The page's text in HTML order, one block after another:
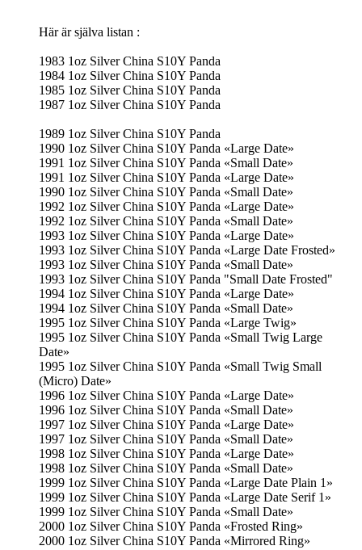
Här är själva listan :
1983 1oz Silver China S10Y Panda
1984 1oz Silver China S10Y Panda
1985 1oz Silver China S10Y Panda
1987 1oz Silver China S10Y Panda
1989 1oz Silver China S10Y Panda
1990 1oz Silver China S10Y Panda «Large Date»
1991 1oz Silver China S10Y Panda «Small Date»
1991 1oz Silver China S10Y Panda «Large Date»
1990 1oz Silver China S10Y Panda «Small Date»
1992 1oz Silver China S10Y Panda «Large Date»
1992 1oz Silver China S10Y Panda «Small Date»
1993 1oz Silver China S10Y Panda «Large Date»
1993 1oz Silver China S10Y Panda «Large Date Frosted»
1993 1oz Silver China S10Y Panda «Small Date»
1993 1oz Silver China S10Y Panda "Small Date Frosted"
1994 1oz Silver China S10Y Panda «Large Date»
1994 1oz Silver China S10Y Panda «Small Date»
1995 1oz Silver China S10Y Panda «Large Twig»
1995 1oz Silver China S10Y Panda «Small Twig Large
Date»
1995 1oz Silver China S10Y Panda «Small Twig Small
(Micro) Date»
1996 1oz Silver China S10Y Panda «Large Date»
1996 1oz Silver China S10Y Panda «Small Date»
1997 1oz Silver China S10Y Panda «Large Date»
1997 1oz Silver China S10Y Panda «Small Date»
1998 1oz Silver China S10Y Panda «Large Date»
1998 1oz Silver China S10Y Panda «Small Date»
1999 1oz Silver China S10Y Panda «Large Date Plain 1»
1999 1oz Silver China S10Y Panda «Large Date Serif 1»
1999 1oz Silver China S10Y Panda «Small Date»
2000 1oz Silver China S10Y Panda «Frosted Ring»
2000 1oz Silver China S10Y Panda «Mirrored Ring»